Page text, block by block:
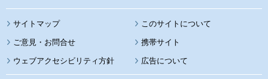
サイトマップ このサイトについて
携帯サイト
ウェブアクセシビリティ方針 広告について